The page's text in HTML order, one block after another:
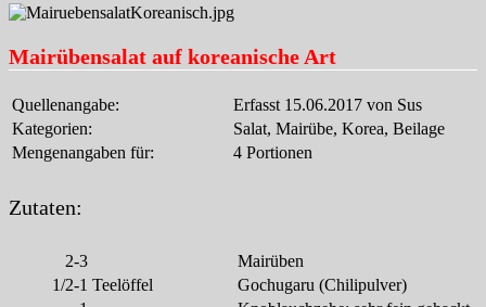
Mairübensalat auf koreanische Art
Quellenangabe:
Erfasst 15.06.2017 von Sus
Kategorien:
Salat, Mairübe, Korea, Beilage
Mengenangaben für:
4 Portionen
Zutaten:
2-3
Mairüben
1/2-1 Teelöffel
Gochugaru (Chilipulver)